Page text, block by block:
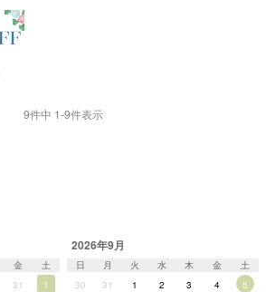
9件中 1-9件表示
金
土
31
1
2026年9月
日 月 火 水 木 金
土
30
31 1 2 3 4
5